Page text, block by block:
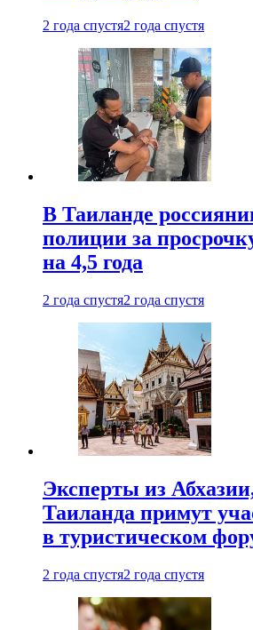
2 года спустя2 года спустя
В Таиланде
полиции за
на 4,5 года
2 года спустя2 года спустя
Эксперты из
Таиланда примут
в туристическом
2 года спустя2 года спустя